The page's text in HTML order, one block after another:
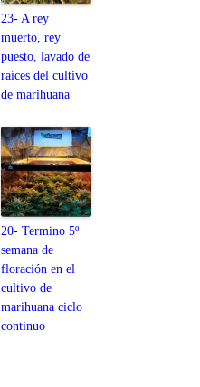
23- A rey
muerto, rey
puesto, lavado de
raíces del cultivo
de marihuana
20- Termino 5º
semana de
floración en el
cultivo de
marihuana ciclo
continuo